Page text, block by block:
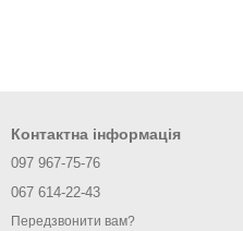
Контактна інформація
097 967-75-76
067 614-22-43
Передзвонити вам?